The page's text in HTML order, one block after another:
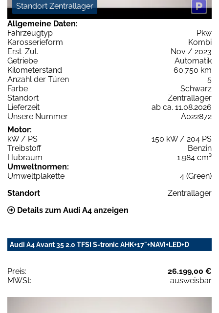
Standort Zentrallager
Allgemeine Daten:
Fahrzeugtyp
Pkw
Karosserieform
Kombi
Erst-Zul.
Nov / 2023
Getriebe
Automatik
Kilometerstand
60.750 km
Anzahl der Türen
5
Farbe
Schwarz
Standort
Zentrallager
Lieferzeit
ab ca. 11.08.2026
Unsere Nummer
A022872
Motor:
kW / PS
150 kW / 204 PS
Treibstoff
Benzin
Hubraum
1.984 cm³
Umweltnormen:
Umweltplakette
4 (Green)
Standort
Zentrallager
Details zum Audi A4 anzeigen
Audi A4 Avant 35 2.0 TFSI S-tronic AHK+17"+NAVI+LED+D
Preis:
26.199,00 €
MWSt:
ausweisbar